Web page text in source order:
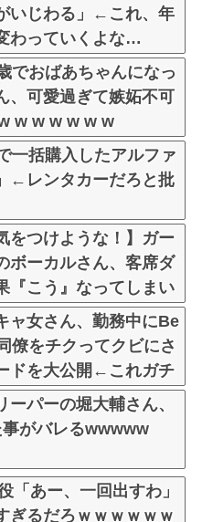
いじわる」←これ、年
わっていくよな…
でおばあちゃんになっ
、可愛過ぎて嫉妬不可
w w w w w w
一括購入したアルファ
←レンタカーだろと批
をつけような！】ガー
ボーカルさん、客席ダ
『こう』なってしまい
してしまう…
ャ女さん、勤務中にBe
僚をチクってクビにさ
ドを大公開←これガチ
？？？
ーパーの堀大輔さん、
がバレるwwwww
「あー、一回出すわ」
ぎるだろｗｗｗｗｗｗ